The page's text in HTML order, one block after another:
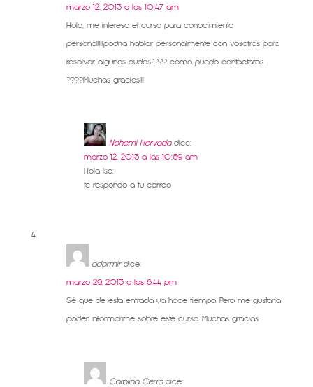
marzo 12, 2013 a las 10:47 am
Hola, me interesa el curso para conocimiento
personal!!!!podría hablar personalmente con vosotras para
resolver algunas dudas???? cómo puedo contactaros
????Muchas gracias!!!
Nohemí Hervada dice:
marzo 12, 2013 a las 10:59 am
Hola Isa:
te respondo a tu correo
adormir dice:
marzo 29, 2013 a las 6:44 pm
Sé que de esta entrada ya hace tiempo. Pero me gustaria
poder informarme sobre este curso. Muchas gracias
Carolina Cerro dice: